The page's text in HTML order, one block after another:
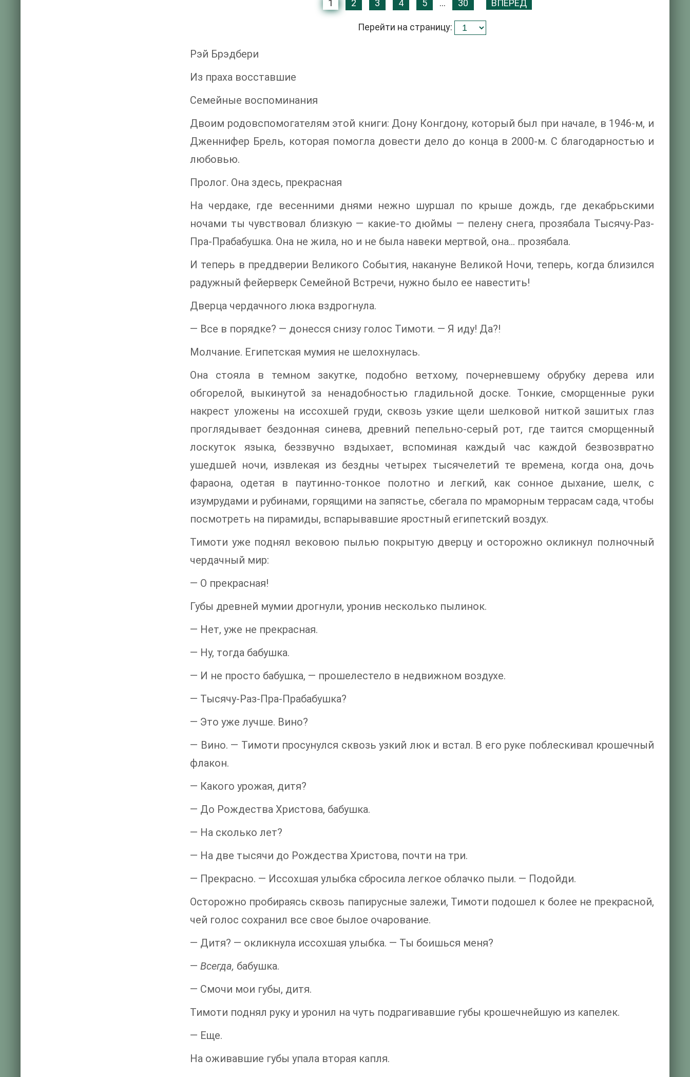
1 2 3 4 5 ... 30 ВПЕРЕД
Перейти на страницу:
Рэй Брэдбери
Из праха восставшие
Семейные воспоминания
Двоим родовспомогателям этой книги: Дону Конгдону, который был при начале, в 1946-м, и
Дженнифер Брель, которая помогла довести дело до конца в 2000-м. С благодарностью и
любовью.
Пролог. Она здесь, прекрасная
На чердаке, где весенними днями нежно шуршал по крыше дождь, где декабрьскими
ночами ты чувствовал близкую — какие-то дюймы — пелену снега, прозябала Тысячу-Раз-
Пра-Прабабушка. Она не жила, но и не была навеки мертвой, она… прозябала.
И теперь в преддверии Великого События, накануне Великой Ночи, теперь, когда близился
радужный фейерверк Семейной Встречи, нужно было ее навестить!
Дверца чердачного люка вздрогнула.
— Все в порядке? — донесся снизу голос Тимоти. — Я иду! Да?!
Молчание. Египетская мумия не шелохнулась.
Она стояла в темном закутке, подобно ветхому, почерневшему обрубку дерева или
обгорелой, выкинутой за ненадобностью гладильной доске. Тонкие, сморщенные руки
накрест уложены на иссохшей груди, сквозь узкие щели шелковой ниткой зашитых глаз
проглядывает бездонная синева, древний пепельно-серый рот, где таится сморщенный
лоскуток языка, беззвучно вздыхает, вспоминая каждый час каждой безвозвратно
ушедшей ночи, извлекая из бездны четырех тысячелетий те времена, когда она, дочь
фараона, одетая в паутинно-тонкое полотно и легкий, как сонное дыхание, шелк, с
изумрудами и рубинами, горящими на запястье, сбегала по мраморным террасам сада, чтобы
посмотреть на пирамиды, вспарывавшие яростный египетский воздух.
Тимоти уже поднял вековою пылью покрытую дверцу и осторожно окликнул полночный
чердачный мир:
— О прекрасная!
Губы древней мумии дрогнули, уронив несколько пылинок.
— Нет, уже не прекрасная.
— Ну, тогда бабушка.
— И не просто бабушка, — прошелестело в недвижном воздухе.
— Тысячу-Раз-Пра-Прабабушка?
— Это уже лучше. Вино?
— Вино. — Тимоти просунулся сквозь узкий люк и встал. В его руке поблескивал крошечный
флакон.
— Какого урожая, дитя?
— До Рождества Христова, бабушка.
— На сколько лет?
— На две тысячи до Рождества Христова, почти на три.
— Прекрасно. — Иссохшая улыбка сбросила легкое облачко пыли. — Подойди.
Осторожно пробираясь сквозь папирусные залежи, Тимоти подошел к более не прекрасной,
чей голос сохранил все свое былое очарование.
— Дитя? — окликнула иссохшая улыбка. — Ты боишься меня?
— Всегда, бабушка.
— Смочи мои губы, дитя.
Тимоти поднял руку и уронил на чуть подрагивавшие губы крошечнейшую из капелек.
— Еще.
На оживавшие губы упала вторая капля.